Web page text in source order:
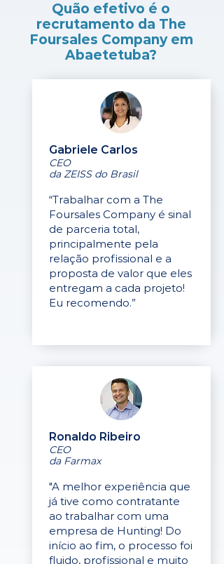
Quão efetivo é o
recrutamento da The
Foursales Company em
Abaetetuba?
Gabriele Carlos
CEO
da ZEISS do Brasil
“Trabalhar com a The
Foursales Company é sinal
de parceria total,
principalmente pela
relação profissional e a
proposta de valor que eles
entregam a cada projeto!
Eu recomendo.”
Ronaldo Ribeiro
CEO
da Farmax
"A melhor experiência que
já tive como contratante
ao trabalhar com uma
empresa de Hunting! Do
início ao fim, o processo foi
fluido, profissional e muito